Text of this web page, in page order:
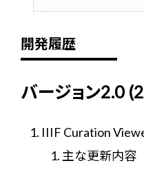
開発履歴
バージョン2.0
IIIF Curation
主な更新内容